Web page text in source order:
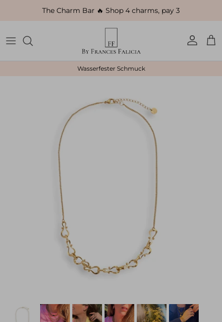
Direkt zum Inhalt
The Charm Bar 🔥 Shop 4 charms, pay 3
Konto
Wasserfester Schmuck